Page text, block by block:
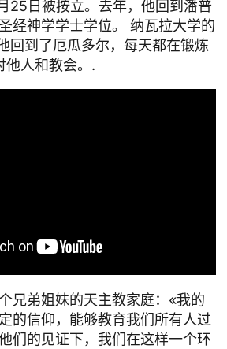
25日被按立。去年，他回到潘普
经神学学士学位。 纳瓦拉大学的
回到了厄瓜多尔，每天都在锻炼
人和教会。.
兄弟姐妹的天主教家庭：«我的
的信仰，能够教育我们所有人过
们的见证下，我们在这样一个环